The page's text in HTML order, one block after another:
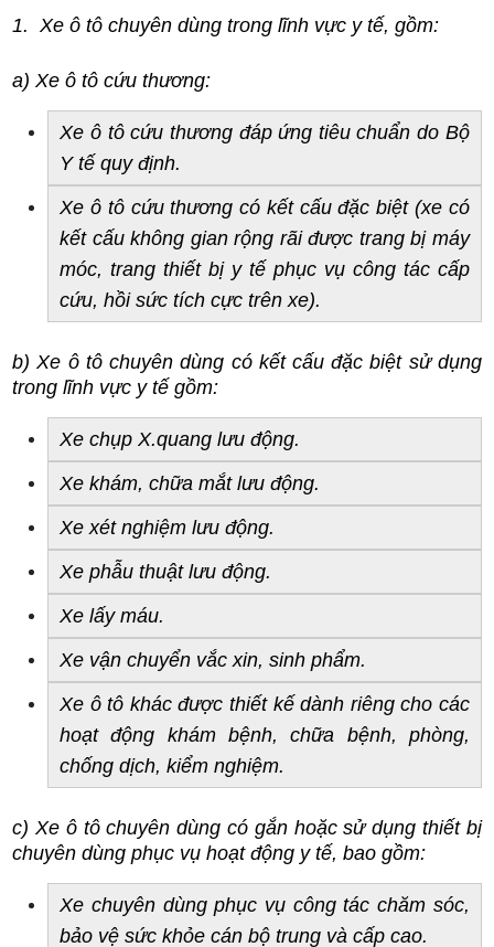
1. Xe ô tô chuyên dùng trong lĩnh vực y tế, gồm:
a) Xe ô tô cứu thương:
Xe ô tô cứu thương đáp ứng tiêu chuẩn do Bộ
Y tế quy định.
Xe ô tô cứu thương có kết cấu đặc biệt (xe có
kết cấu không gian rộng rãi được trang bị máy
móc, trang thiết bị y tế phục vụ công tác cấp
cứu, hồi sức tích cực trên xe).
b) Xe ô tô chuyên dùng có kết cấu đặc biệt sử dụng
trong lĩnh vực y tế gồm:
Xe chụp X.quang lưu động.
Xe khám, chữa mắt lưu động.
Xe xét nghiệm lưu động.
Xe phẫu thuật lưu động.
Xe lấy máu.
Xe vận chuyển vắc xin, sinh phẩm.
Xe ô tô khác được thiết kế dành riêng cho các
hoạt động khám bệnh, chữa bệnh, phòng,
chống dịch, kiểm nghiệm.
c) Xe ô tô chuyên dùng có gắn hoặc sử dụng thiết bị
chuyên dùng phục vụ hoạt động y tế, bao gồm:
Xe chuyên dùng phục vụ công tác chăm sóc,
bảo vệ sức khỏe cán bộ trung và cấp cao.